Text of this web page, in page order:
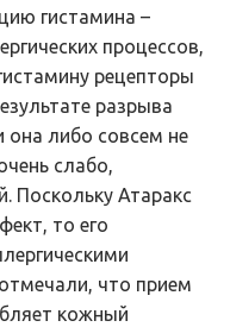
гистамина –
процессов,
рецепторы
разрыва
она либо совсем не
слабо,
Поскольку Атаракс
то его
что прием
кожный